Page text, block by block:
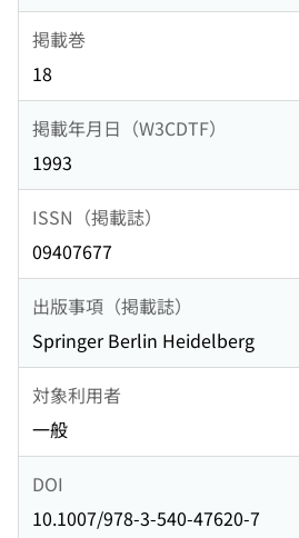
掲載巻
18
掲載年月日（W3CDTF）
1993
ISSN（掲載誌）
09407677
出版事項（掲載誌）
Springer Berlin Heidelberg
対象利用者
一般
DOI
10.1007/978-3-540-47620-7